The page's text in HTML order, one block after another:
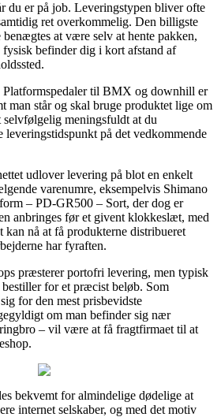
du er på job. Leveringstypen bliver ofte
ret overkommelig. Den billigste
at være selv at hente pakken,
befinder dig i kort afstand af
Platformspedaler til BMX og downhill er
man står og skal bruge produktet lige om
selvfølgelig meningsfuldt at du
leveringstidspunkt på det vedkommende
udlover levering på blot en enkelt
varenumre, eksempelvis Shimano
– PD-GR500 – Sort, der dog er
anbringes før et givent klokkeslæt, med
kan nå at få produkterne distribueret
har fyraften.
præsterer portofri levering, men typisk
for et præcist beløb. Som
for den mest prisbevidste
om man befinder sig nær
– vil være at få fragtfirmaet til at
bekvemt for almindelige dødelige at
internet selskaber, og med det motiv